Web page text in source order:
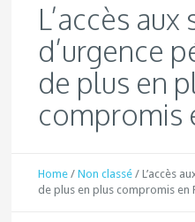
L’accès aux
d’urgence
de plus en
compromis
Home /Non classé /L’accès
de plus en plus compromis en